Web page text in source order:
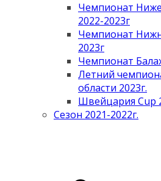
Чемпионат
2022-2023г
Чемпионат
2023г
Чемпионат
Летний
области 2023г.
Швейцария Cup
Сезон 2021-2022г.